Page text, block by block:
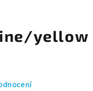
yellow